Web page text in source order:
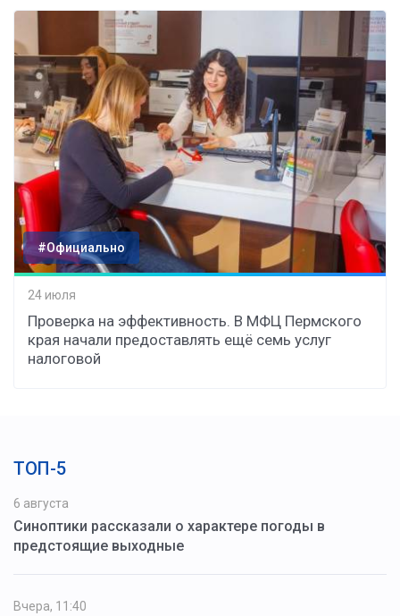
#Официально
24 июля
Проверка на эффективность. В МФЦ Пермского
края начали предоставлять ещё семь услуг
налоговой
ТОП-5
6 августа
Синоптики рассказали о характере погоды в
предстоящие выходные
Вчера, 11:40